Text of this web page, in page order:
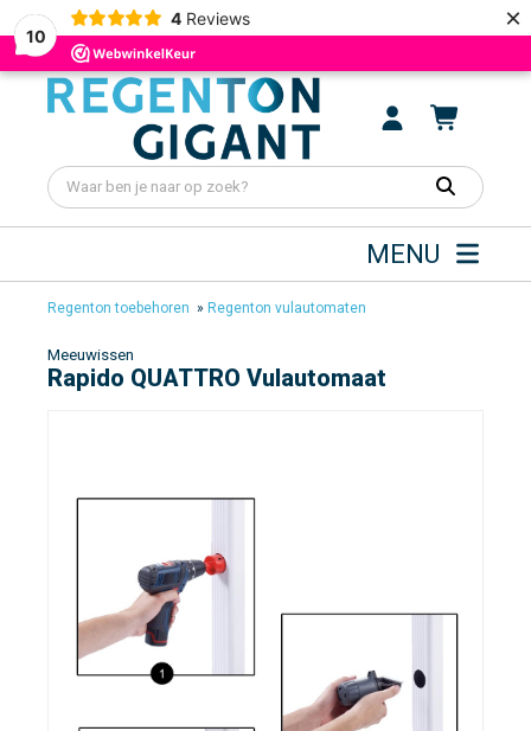
10
4 Reviews ×
MENU
Regenton toebehoren » Regenton vulautomaten
Meeuwissen
Rapido QUATTRO Vulautomaat